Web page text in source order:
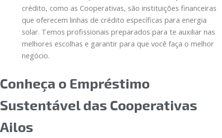
crédito, como as Cooperativas, são instituições financeiras
que oferecem linhas de crédito específicas para energia
solar. Temos profissionais preparados para te auxiliar nas
melhores escolhas e garantir para que você faça o melhor
negócio.
Conheça o Empréstimo
Sustentável das Cooperativas
Ailos